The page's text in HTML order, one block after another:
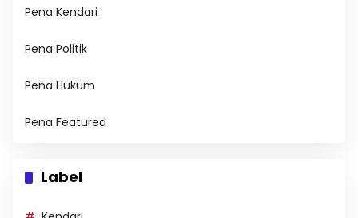
Pena Kendari
Pena Politik
Pena Hukum
Pena Featured
Label